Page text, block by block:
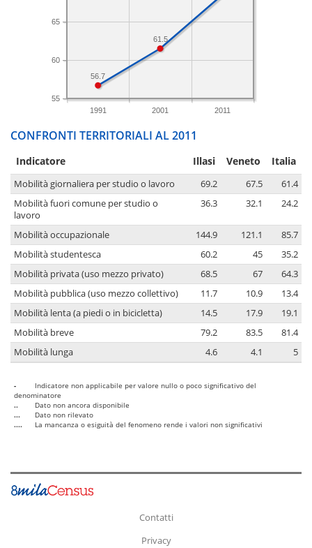
1991 2001 2011
55
60
65
61.5
56.7
CONFRONTI TERRITORIALI AL 2011
Indicatore Illasi Veneto Italia
Mobilità giornaliera per studio o lavoro 69.2 67.5
61.4
Mobilità fuori comune per studio o
lavoro
36.3 32.1 24.2
Mobilità occupazionale 144.9 121.1
85.7
Mobilità studentesca
60.2 45
35.2
Mobilità privata (uso mezzo privato)
68.5 67
64.3
Mobilità pubblica (uso mezzo collettivo)
11.7 10.9
13.4
Mobilità lenta (a piedi o in bicicletta)
14.5 17.9
19.1
Mobilità breve
79.2 83.5
81.4
Mobilità lunga
4.6 4.1 5
-
Indicatore non applicabile per valore nullo o poco significativo del
denominatore
..
Dato non ancora disponibile
...
Dato non rilevato
....
La mancanza o esiguità del fenomeno rende i valori non significativi
Contatti
Privacy